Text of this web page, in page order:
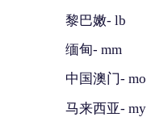
黎巴嫩- lb
缅甸- mm
中国澳门- mo
马来西亚- my